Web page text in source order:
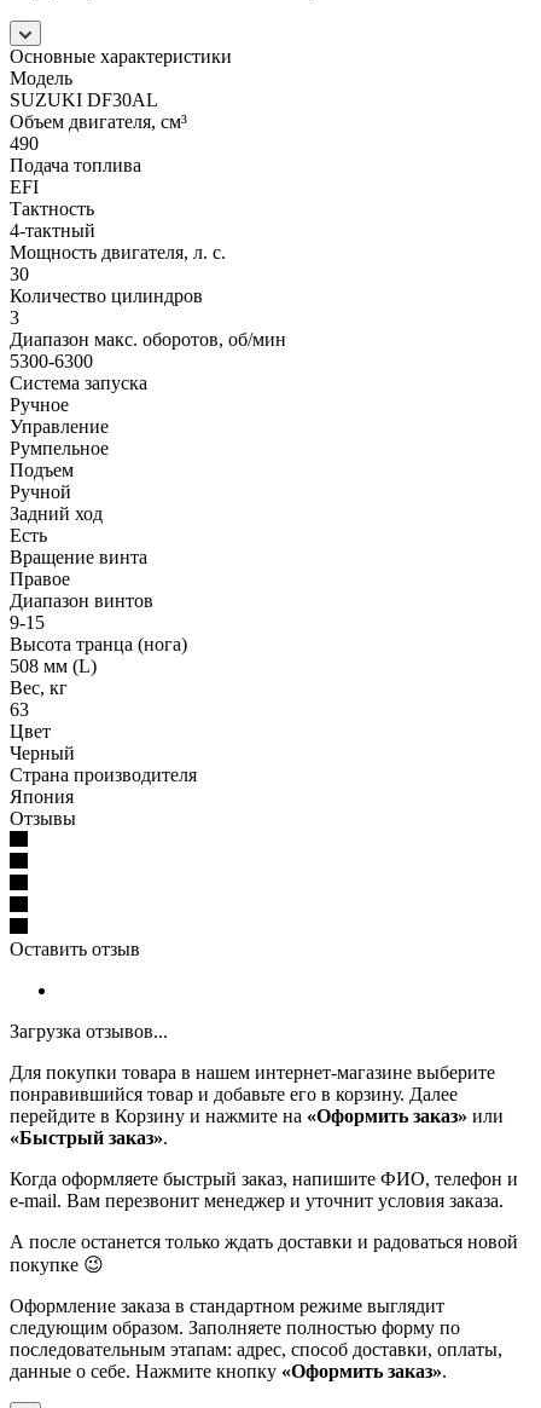
Основные характеристики
Модель
SUZUKI DF30AL
Объем двигателя, см³
490
Подача топлива
EFI
Тактность
4-тактный
Мощность двигателя, л. с.
30
Количество цилиндров
3
Диапазон макс. оборотов, об/мин
5300-6300
Система запуска
Ручное
Управление
Румпельное
Подъем
Ручной
Задний ход
Есть
Вращение винта
Правое
Диапазон винтов
9-15
Высота транца (нога)
508 мм (L)
Вес, кг
63
Цвет
Черный
Страна производителя
Япония
Отзывы
Оставить отзыв
Загрузка отзывов...
Для покупки товара в нашем интернет-магазине выберите
понравившийся товар и добавьте его в корзину. Далее
перейдите в Корзину и нажмите на «Оформить заказ» или
«Быстрый заказ».
Когда оформляете быстрый заказ, напишите ФИО, телефон и
e-mail. Вам перезвонит менеджер и уточнит условия заказа.
А после останется только ждать доставки и радоваться новой
покупке 😉
Оформление заказа в стандартном режиме выглядит
следующим образом. Заполняете полностью форму по
последовательным этапам: адрес, способ доставки, оплаты,
данные о себе. Нажмите кнопку «Оформить заказ».